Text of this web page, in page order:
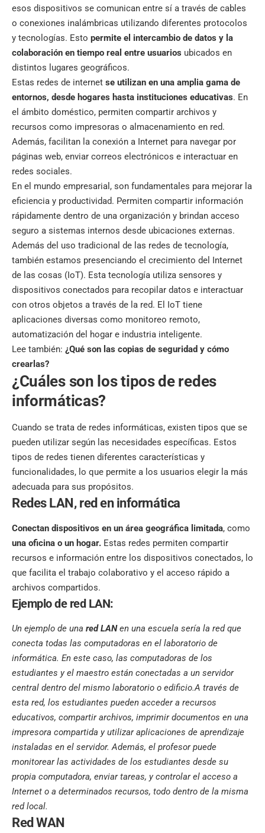
esos dispositivos se comunican entre sí a través de cables
o conexiones inalámbricas utilizando diferentes protocolos
y tecnologías. Esto permite el intercambio de datos y la
colaboración en tiempo real entre usuarios ubicados en
distintos lugares geográficos.
Estas redes de internet se utilizan en una amplia gama de
entornos, desde hogares hasta instituciones educativas. En
el ámbito doméstico, permiten compartir archivos y
recursos como impresoras o almacenamiento en red.
Además, facilitan la conexión a Internet para navegar por
páginas web, enviar correos electrónicos e interactuar en
redes sociales.
En el mundo empresarial, son fundamentales para mejorar la
eficiencia y productividad. Permiten compartir información
rápidamente dentro de una organización y brindan acceso
seguro a sistemas internos desde ubicaciones externas.
Además del uso tradicional de las redes de tecnología,
también estamos presenciando el crecimiento del Internet
de las cosas (IoT). Esta tecnología utiliza sensores y
dispositivos conectados para recopilar datos e interactuar
con otros objetos a través de la red. El IoT tiene
aplicaciones diversas como monitoreo remoto,
automatización del hogar e industria inteligente.
Lee también: ¿Qué son las copias de seguridad y cómo
crearlas?
¿Cuáles son los tipos de redes
informáticas?
Cuando se trata de redes informáticas, existen tipos que se
pueden utilizar según las necesidades específicas. Estos
tipos de redes tienen diferentes características y
funcionalidades, lo que permite a los usuarios elegir la más
adecuada para sus propósitos.
Redes LAN, red en informática
Conectan dispositivos en un área geográfica limitada, como
una oficina o un hogar. Estas redes permiten compartir
recursos e información entre los dispositivos conectados, lo
que facilita el trabajo colaborativo y el acceso rápido a
archivos compartidos.
Ejemplo de red LAN:
Un ejemplo de una red LANen una escuela sería la red que
conecta todas las computadoras en el laboratorio de
informática. En este caso, las computadoras de los
estudiantes y el maestro están conectadas a un servidor
central dentro del mismo laboratorio o edificio.A través de
esta red, los estudiantes pueden acceder a recursos
educativos, compartir archivos, imprimir documentos en una
impresora compartida y utilizar aplicaciones de aprendizaje
instaladas en el servidor. Además, el profesor puede
monitorear las actividades de los estudiantes desde su
propia computadora, enviar tareas, y controlar el acceso a
Internet o a determinados recursos, todo dentro de la misma
red local.
Red WAN